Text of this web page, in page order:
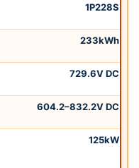
1P228S
233kWh
729.6V DC
604.2–832.2V DC
125kW